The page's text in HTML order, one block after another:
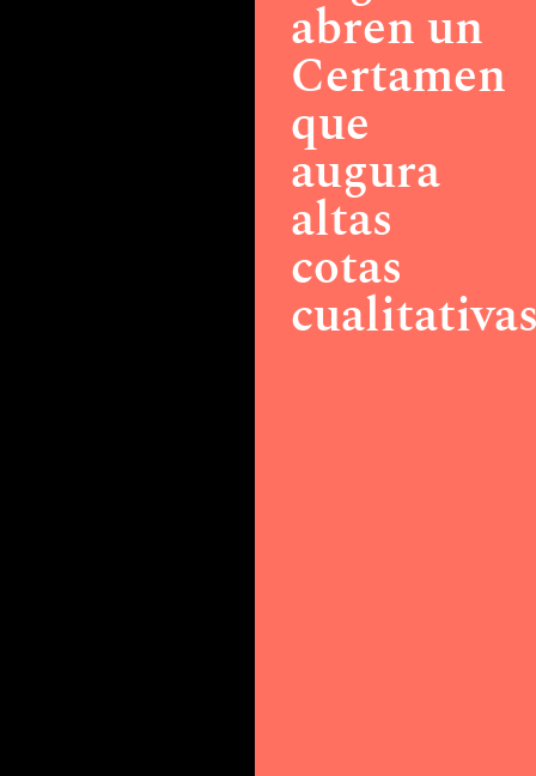
abren un
Certamen
que
augura
altas
cotas